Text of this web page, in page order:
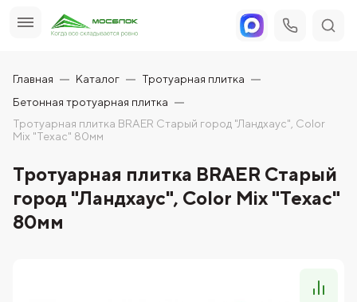
Главная Каталог
Тротуарная плитка
Бетонная тротуарная плитка
Тротуарная плитка BRAER Старый город "Ландхаус", Color
Mix "Техас" 80мм
Тротуарная плитка BRAER Старый
город "Ландхаус", Color Mix "Техас"
80мм